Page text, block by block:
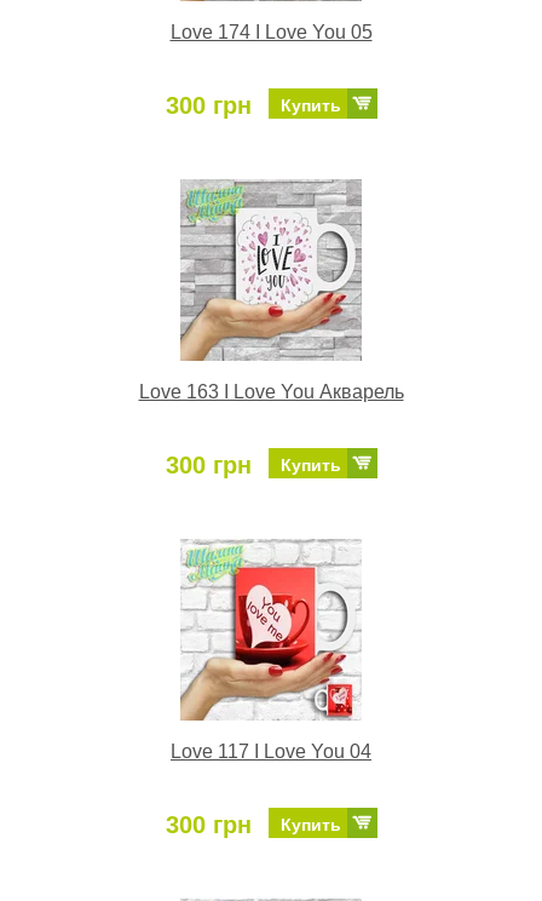
Love 174 I Love You 05
300 грн Купить
Love 163 I Love You Акварель
300 грн Купить
Love 117 I Love You 04
300 грн Купить